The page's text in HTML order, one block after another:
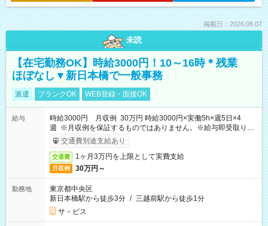
掲載日：2026.08.07
未読
【在宅勤務OK】時給3000円！10～16時＊残業
ほぼなし▼新日本橋で一般事務
派遣 ブランクOK WEB登録・面接OK
給与
時給3000円 月収例 30万円 時給3000円×実働5h×週5日×4
週 ※月収例を保証するものではありません。※給与即受取りサ
ービス利用可（利用条件有）
交通費別途支給あり
交通費 1ヶ月3万円を上限として実費支給
月収例 30万円～
勤務地
東京都中央区
新日本橋駅から徒歩3分 / 三越前駅から徒歩1分
サ－ビス